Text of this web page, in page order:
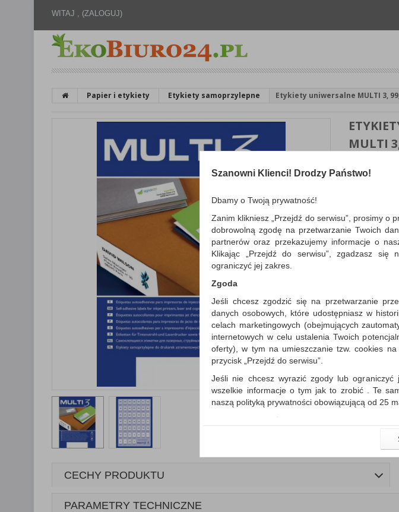
WITAJ , (ZALOGUJ)
Papier i etykiety Etykiety samoprzylepne Etykiety uniwersalne MULTI 3,
MULTI
WIĘCEJ
CECHY PRODUKTU
PARAMETRY TECHNICZNE
Szanowni Klienci! Drodzy Państwo!
Dbamy o Twoją prywatność!
Zanim klikniesz „Przejdź do serwisu”, prosimy o
dobrowolną zgodę na przetwarzanie Twoich
partnerów oraz przekazujemy informacje o
Klikając „Przejdź do serwisu”, zgadzasz
ograniczyć jej zakres.
Zgoda
Jeśli chcesz zgodzić się na przetwarzanie
danych osobowych, które udostępniasz w
celach marketingowych (obejmujących
internetowych w celu ustalenia Twoich
oferty), w tym na umieszczanie tzw. cookies
przycisk „Przejdź do serwisu”.
Jeśli nie chcesz wyrazić zgody lub ograniczyć
wszelkie informacje o tym jak to zrobić . Te
naszą polityką prywatności obowiązującą od 25
W przypadku użytkowników zalogowanych,
Państwem i związane z tym prawidłowe
wysłanie potwierdzenia zamówienia na
informacji o promocjach czy cenach